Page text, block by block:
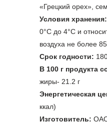
«Грецкий орех»,
Условия хранения:
0°С до 4°С и
воздуха не более
Срок годности:
В 100 г продукта
жиры- 21.2 г
Энергетическая
ккал)
Изготовитель: